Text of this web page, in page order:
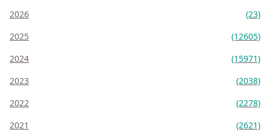
2026
(23)
2025
(12605)
2024
(15971)
2023
(2038)
2022
(2278)
2021
(2621)